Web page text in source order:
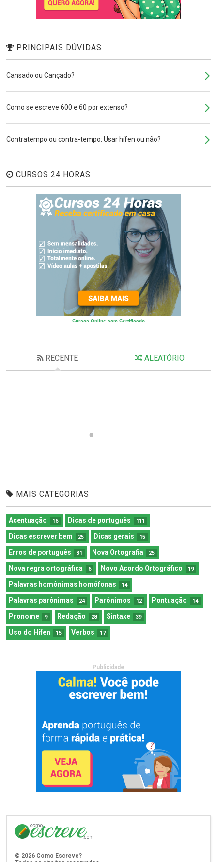
PRINCIPAIS DÚVIDAS
Cansado ou Cançado?
Como se escreve 600 e 60 por extenso?
Contratempo ou contra-tempo: Usar hífen ou não?
CURSOS 24 HORAS
Cursos Online com Certificado
RECENTE ALEATÓRIO
MAIS CATEGORIAS
Acentuação 16 Dicas de português 111
Dicas escrever bem 25 Dicas gerais 15
Erros de português 31 Nova Ortografia 25
Nova regra ortográfica 6 Novo Acordo Ortográfico 19
Palavras homônimas homófonas 14
Palavras parônimas 24 Parônimos 12 Pontuação 14
Pronome 9 Redação 28 Sintaxe 39
Uso do Hífen 15 Verbos 17
Publicidade
© 2026 Como Escreve?